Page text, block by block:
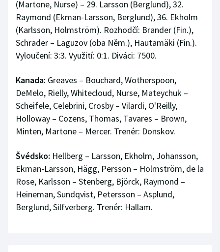
(Martone, Nurse) – 29. Larsson (Berglund), 32.
Raymond (Ekman-Larsson, Berglund), 36. Ekholm
(Karlsson, Holmström). Rozhodčí: Brander (Fin.),
Schrader – Laguzov (oba Něm.), Hautamäki (Fin.).
Vyloučení: 3:3. Využití: 0:1. Diváci: 7500.
Kanada: Greaves – Bouchard, Wotherspoon,
DeMelo, Rielly, Whitecloud, Nurse, Mateychuk –
Scheifele, Celebrini, Crosby – Vilardi, O'Reilly,
Holloway – Cozens, Thomas, Tavares – Brown,
Minten, Martone – Mercer. Trenér: Donskov.
Švédsko: Hellberg – Larsson, Ekholm, Johansson,
Ekman-Larsson, Hägg, Persson – Holmström, de la
Rose, Karlsson – Stenberg, Björck, Raymond –
Heineman, Sundqvist, Petersson – Asplund,
Berglund, Silfverberg. Trenér: Hallam.